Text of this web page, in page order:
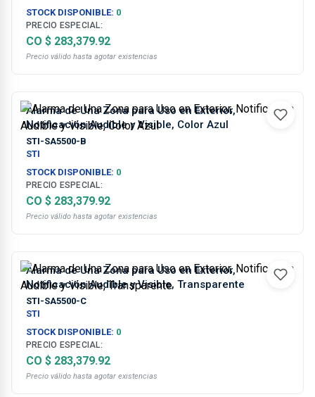
STOCK DISPONIBLE: 0
PRECIO ESPECIAL:
CO $ 283,379.92
Precio válido hasta agotar existencias
Alarma de Una Zona para Uso en Exterior,
Notificación Audible y Visible, Color Azul
STI-SA5500-B
STI
STOCK DISPONIBLE: 0
PRECIO ESPECIAL:
CO $ 283,379.92
Precio válido hasta agotar existencias
Alarma de Una Zona para Uso en Exterior,
Notificación Audible y Visible, Transparente
STI-SA5500-C
STI
STOCK DISPONIBLE: 0
PRECIO ESPECIAL:
CO $ 283,379.92
Precio válido hasta agotar existencias